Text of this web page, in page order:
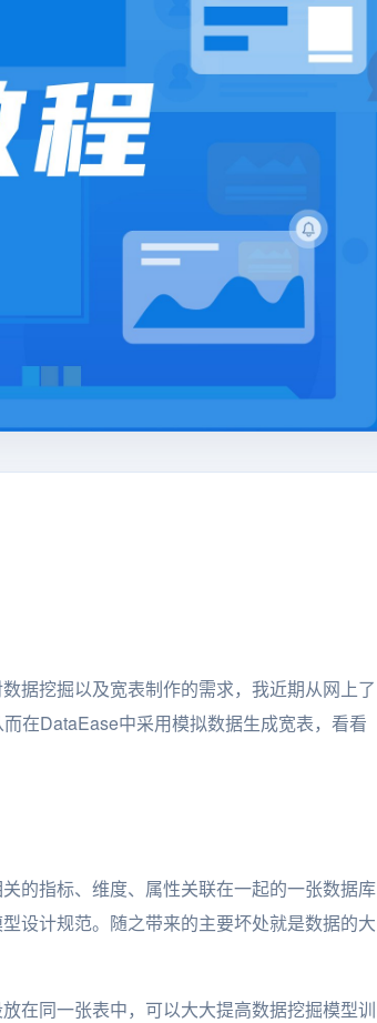
据挖掘以及宽表制作的需求，我近期从网上了
在DataEase中采用模拟数据生成宽表，看看
的指标、维度、属性关联在一起的一张数据库
设计规范。随之带来的主要坏处就是数据的大
在同一张表中，可以大大提高数据挖掘模型训